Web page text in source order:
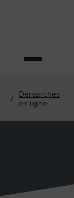
/
Démarches
en ligne